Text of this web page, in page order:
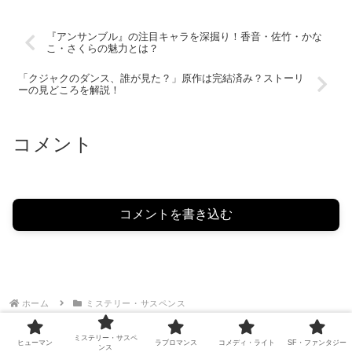
『アンサンブル』の注目キャラを深掘り！香音・佐竹・かな
こ・さくらの魅力とは？
「クジャクのダンス、誰が見た？」原作は完結済み？ストーリ
ーの見どころを解説！
コメント
コメントを書き込む
ホーム ミステリー・サスペンス
ヒューマン
ミステリー・サスペ
ンス
ラブロマンス コメディ・ライト SF・ファンタジー